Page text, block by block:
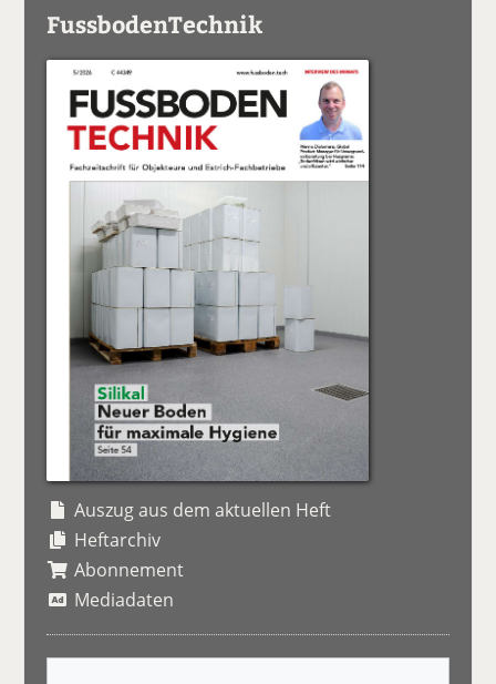
FussbodenTechnik
Auszug aus dem aktuellen Heft
Heftarchiv
Abonnement
Mediadaten